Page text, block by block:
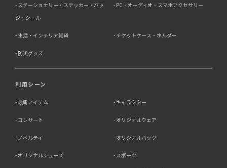
あるとき
・国の機関若しくは地方公共団体又はその委託を受けた者
がある場合であって、本人の同意を得ることによって当該
当社は個人情報の取扱業務の全部または一部を外部に業務
その際、弊社は、個人情報を適切に保護できる管理体制を
で、機密保持契約を委託先と締結し、お客様の個人情報を
厳密に管理させます。
6．個人情報（保有個人データを含む）の利用目的通知、
ステーショナリー・ステッカー・バッ
ジ・シール
PC・オーディオ・スマホアクセサリー
生活・インテリア雑貨 チケットケース・ホルダー
防災グッズ
利用シーン
最新アイテム キャラクター
コンサート オリジナルウェア
ノベルティ オリジナルバッグ
オリジナルシューズ スポーツ